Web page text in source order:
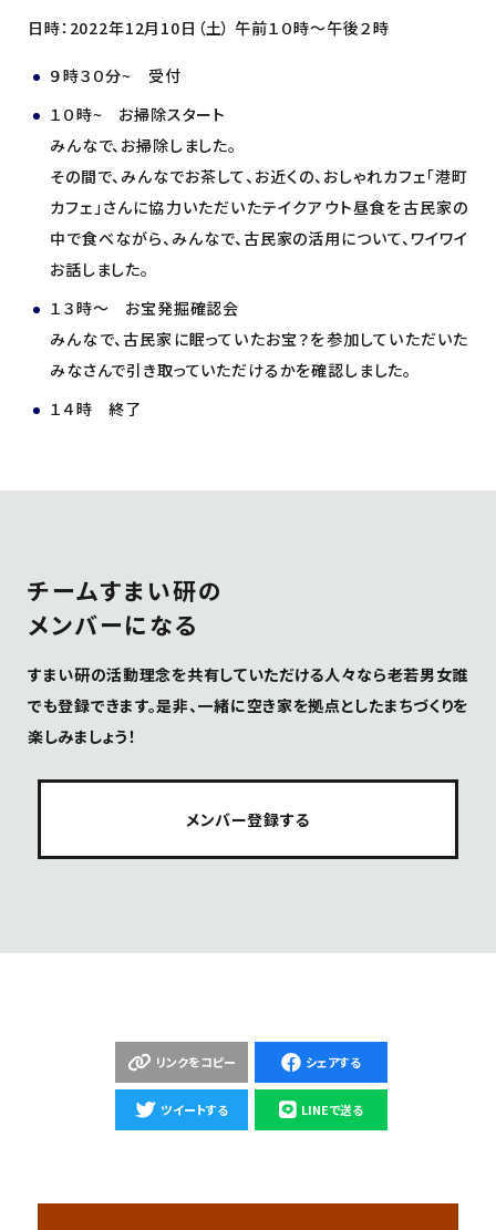
日時：2022年12月10日（土） 午前１０時～午後２時
９時３０分~ 受付
１０時~ お掃除スタート
みんなで、お掃除しました。
その間で、みんなでお茶して、お近くの、おしゃれカフェ「港町
カフェ」さんに協力いただいたテイクアウト昼食を古民家の
中で食べながら、みんなで、古民家の活用について、ワイワイ
お話しました。
１３時～ お宝発掘確認会
みんなで、古民家に眠っていたお宝？を参加していただいた
みなさんで引き取っていただけるかを確認しました。
１４時 終了
チームすまい研の
メンバーになる
すまい研の活動理念を共有していただける人々なら老若男女誰
でも登録できます。是非、一緒に空き家を拠点としたまちづくりを
楽しみましょう！
メンバー登録する
リンクをコピー シェアする
ツイートする LINEで送る